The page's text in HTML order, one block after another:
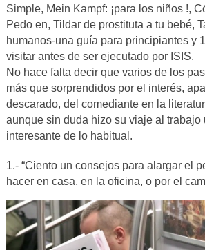
Simple, Mein Kampf: ¡para los niños !,
Pedo en, Tildar de prostituta a tu bebé,
humanos-una guía para principiantes y
visitar antes de ser ejecutado por ISIS.
No hace falta decir que varios de los
más que sorprendidos por el interés,
descarado, del comediante en la
aunque sin duda hizo su viaje al trabajo
interesante de lo habitual.
1.- “Ciento un consejos para alargar el
hacer en casa, en la oficina, o por el